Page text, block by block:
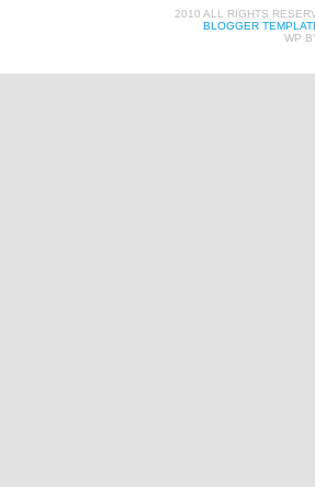
2010 ALL RIGHTS
BLOGGER
WP